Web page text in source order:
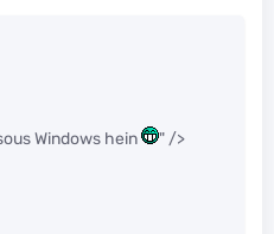
Windows hein " />